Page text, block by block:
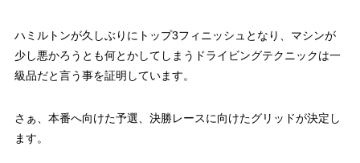
ハミルトンが久しぶりにトップ3フィニッシュとなり、マシンが
少し悪かろうとも何とかしてしまうドライビングテクニックは一
級品だと言う事を証明しています。
さぁ、本番へ向けた予選、決勝レースに向けたグリッドが決定し
ます。